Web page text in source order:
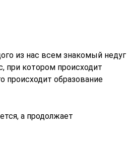
из нас всем знакомый недуг
при котором происходит
происходит образование
а продолжает